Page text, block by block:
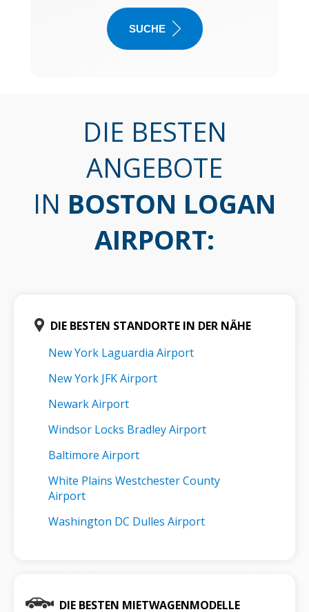
SUCHE
DIE BESTEN
ANGEBOTE
IN BOSTON LOGAN
AIRPORT:
DIE BESTEN STANDORTE IN DER NÄHE
New York Laguardia Airport
New York JFK Airport
Newark Airport
Windsor Locks Bradley Airport
Baltimore Airport
White Plains Westchester County
Airport
Washington DC Dulles Airport
DIE BESTEN MIETWAGENMODELLE